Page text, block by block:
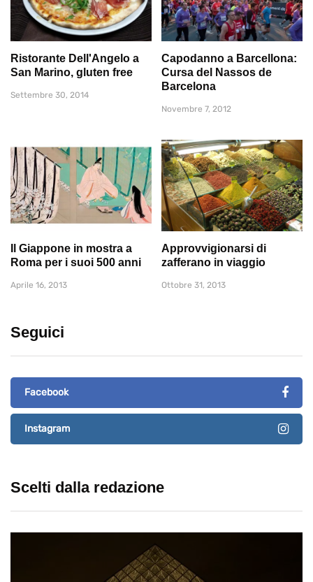
Ristorante Dell'Angelo a
San Marino, gluten free
Settembre 30, 2014
Capodanno a Barcellona:
Cursa del Nassos de
Barcelona
Novembre 7, 2012
Il Giappone in mostra a
Roma per i suoi 500 anni
Aprile 16, 2013
Approvvigionarsi di
zafferano in viaggio
Ottobre 31, 2013
Seguici
Facebook
Instagram
Scelti dalla redazione